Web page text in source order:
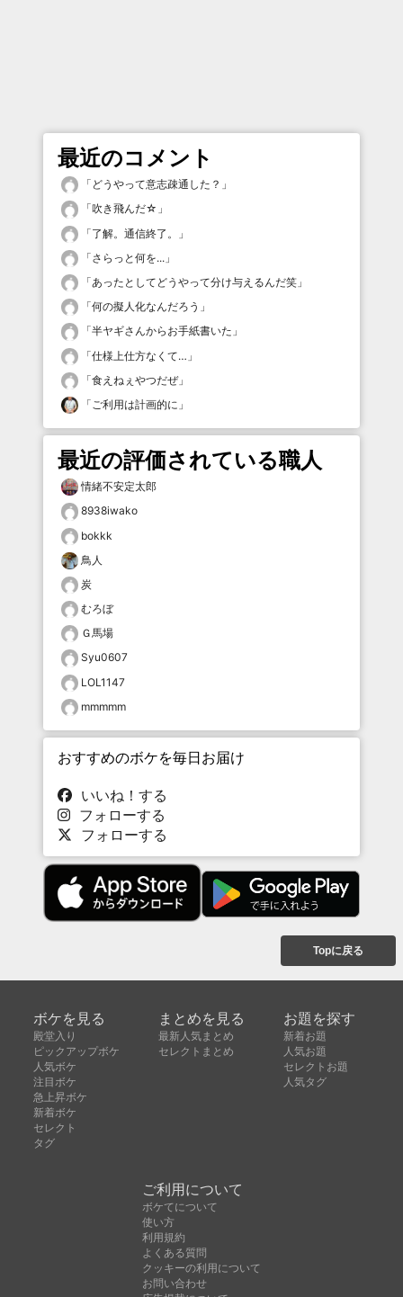
最近のコメント
「 どうやって意志疎通した？ 」
「吹き飛んだ☆ 」
「了解。通信終了。
」
「さらっと何を... 」
「あったとしてどうやって分け与えるんだ笑 」
「何の擬人化なんだろう 」
「半ヤギさんからお手紙書いた 」
「仕様上仕方なくて… 」
「食えねぇやつだぜ」
「 ご利用は計画的に 」
最近の評価されている職人
情緒不安定太郎
8938iwako
bokkk
鳥人
炭
むろぼ
Ｇ馬場
Syu0607
LOL1147
mmmmm
おすすめのボケを毎日お届け
いいね！する
フォローする
フォローする
Topに戻る
ボケを見る
殿堂入り
ピックアップボケ
人気ボケ
注目ボケ
急上昇ボケ
新着ボケ
セレクト
タグ
まとめを見る
最新人気まとめ
セレクトまとめ
お題を探す
新着お題
人気お題
セレクトお題
人気タグ
ご利用について
ボケてについて
使い方
利用規約
よくある質問
クッキーの利用について
お問い合わせ